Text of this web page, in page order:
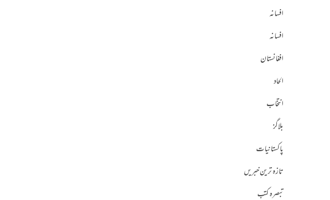
افسانہ
افسانہ
افغانستان
الحاد
انتخاب
بلاگز
پاکستانیات
تازہ ترین خبریں
تبصرہ کتب